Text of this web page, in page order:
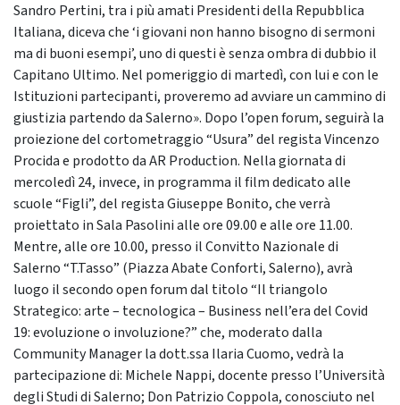
Sandro Pertini, tra i più amati Presidenti della Repubblica
Italiana, diceva che ‘i giovani non hanno bisogno di sermoni
ma di buoni esempi’, uno di questi è senza ombra di dubbio il
Capitano Ultimo. Nel pomeriggio di martedì, con lui e con le
Istituzioni partecipanti, proveremo ad avviare un cammino di
giustizia partendo da Salerno». Dopo l’open forum, seguirà la
proiezione del cortometraggio “Usura” del regista Vincenzo
Procida e prodotto da AR Production. Nella giornata di
mercoledì 24, invece, in programma il film dedicato alle
scuole “Figli”, del regista Giuseppe Bonito, che verrà
proiettato in Sala Pasolini alle ore 09.00 e alle ore 11.00.
Mentre, alle ore 10.00, presso il Convitto Nazionale di
Salerno “T.Tasso” (Piazza Abate Conforti, Salerno), avrà
luogo il secondo open forum dal titolo “Il triangolo
Strategico: arte – tecnologica – Business nell’era del Covid
19: evoluzione o involuzione?” che, moderato dalla
Community Manager la dott.ssa Ilaria Cuomo, vedrà la
partecipazione di: Michele Nappi, docente presso l’Università
degli Studi di Salerno; Don Patrizio Coppola, conosciuto nel